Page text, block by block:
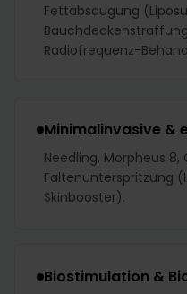
Fettabsaugung
Radiofrequenz-
Minimalinvasive &
Needling, Morpheus 8,
Faltenunterspritzung
Skinbooster).
Biostimulation &